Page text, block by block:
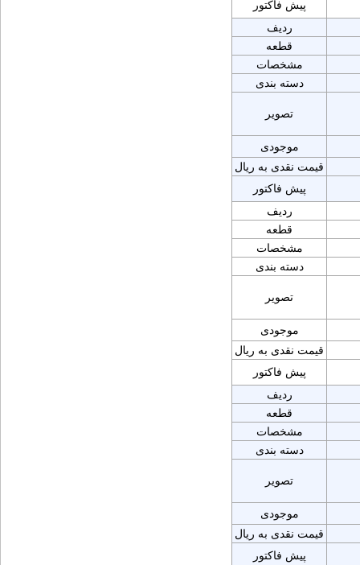
پیش فاکتور
ردیف
قطعه
مشخصات
دسته بندی
تصویر
موجودی
قیمت نقدی به ریال
پیش فاکتور
ردیف
قطعه
مشخصات
دسته بندی
تصویر
موجودی
قیمت نقدی به ریال
پیش فاکتور
ردیف
قطعه
مشخصات
دسته بندی
تصویر
موجودی
قیمت نقدی به ریال
پیش فاکتور